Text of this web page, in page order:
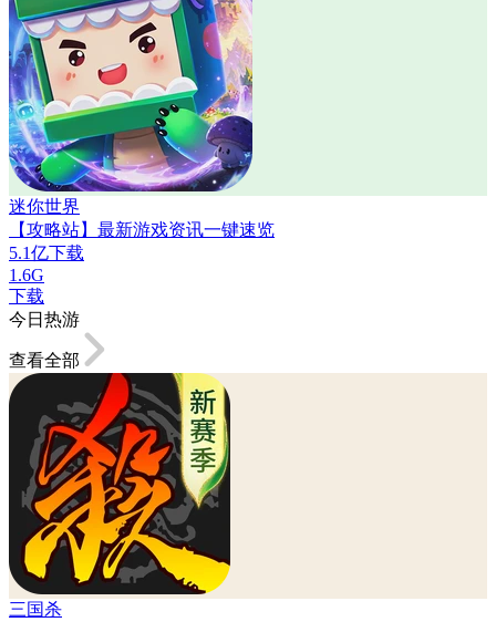
迷你世界
【攻略站】最新游戏资讯一键速览
5.1亿下载
1.6G
下载
今日热游
查看全部
三国杀